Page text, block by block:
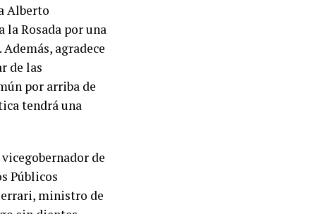
Alberto
la Rosada por una
agradece
de las
por arriba de
tendrá una
de
Públicos
ministro de